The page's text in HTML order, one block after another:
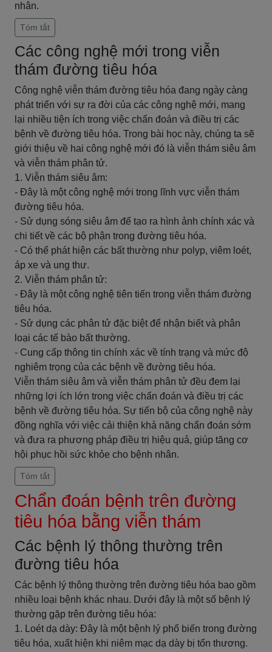
nhân.
Tóm tắt
Các công nghệ mới trong viễn
thám đường tiêu hóa
Công nghệ viễn thám đường tiêu hóa đang ngày càng
phát triển với sự ra đời của các công nghệ mới, mang
lại nhiều tiện ích trong việc chẩn đoán và điều trị các
bệnh về đường tiêu hóa. Trong bài học này, chúng ta sẽ
giới thiệu về hai công nghệ mới đó là viễn thám siêu âm
và viễn thám phân tử.
1. Viễn thám siêu âm:
- Đây là một công nghệ mới trong lĩnh vực viễn thám
đường tiêu hóa.
- Sử dụng sóng siêu âm để tạo ra hình ảnh chính xác và
chi tiết về các bộ phận trong đường tiêu hóa.
- Có thể phát hiện các bất thường như polyp, viêm loét,
áp xe và ung thư.
2. Viễn thám phân tử:
- Đây là một công nghệ tiên tiến trong viễn thám đường
tiêu hóa.
- Sử dụng các phân tử đặc biệt để nhận biết và phân
loại các tế bào bất thường.
- Cung cấp thông tin chính xác về tính trạng và mức độ
nghiêm trọng của các bệnh về đường tiêu hóa.
Viễn thám siêu âm và viễn thám phân tử đều đem lại
những lợi ích lớn trong việc chẩn đoán và điều trị các
bệnh về đường tiêu hóa. Sự tiến bộ của công nghệ này
đồng nghĩa với việc cải thiện khả năng chẩn đoán sớm
và đưa ra phương pháp điều trị hiệu quả, giúp tăng cơ
hội phục hồi sức khỏe cho bệnh nhân.
Tóm tắt
Chẩn đoán bệnh trên đường
tiêu hóa bằng viễn thám
Các bệnh lý thông thường trên
đường tiêu hóa
Các bệnh lý thông thường trên đường tiêu hóa bao gồm
nhiều loại bệnh khác nhau. Dưới đây là một số bệnh lý
thường gặp trên đường tiêu hóa:
1. Loét dạ dày: Đây là một bệnh lý phổ biến trong đường
tiêu hóa, xuất hiện khi niêm mạc dạ dày bị tổn thương.